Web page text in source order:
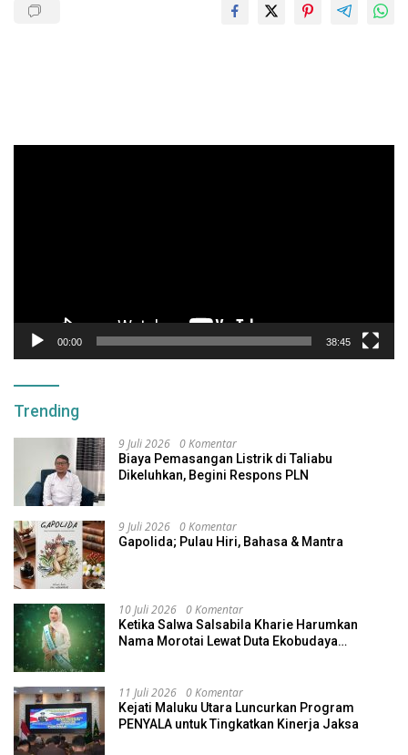
00:00 38:45
Trending
9 Juli 2026 0 Komentar
Biaya Pemasangan Listrik di Taliabu
Dikeluhkan, Begini Respons PLN
9 Juli 2026 0 Komentar
Gapolida; Pulau Hiri, Bahasa & Mantra
10 Juli 2026 0 Komentar
Ketika Salwa Salsabila Kharie Harumkan
Nama Morotai Lewat Duta Ekobudaya
11 Juli 2026 0 Komentar
Kejati Maluku Utara Luncurkan Program
PENYALA untuk Tingkatkan Kinerja Jaksa